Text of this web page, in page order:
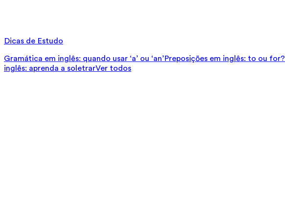
Dicas de Estudo
Gramática em inglês: quando usar ‘a’ ou ‘an’Preposições em inglês: to ou for?
inglês: aprenda a soletrarVer todos